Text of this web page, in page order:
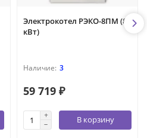
Электрокотел РЭКО-8ПМ (8
кВт)
3
59 719 ₽
В корзину